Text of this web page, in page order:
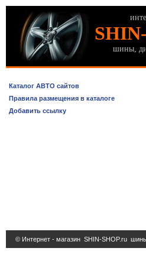
шины,
Каталог АВТО сайтов
Правила размещения в каталоге
Добавить ссылку
© Интернет - магазин SHIN-SHOP.ru